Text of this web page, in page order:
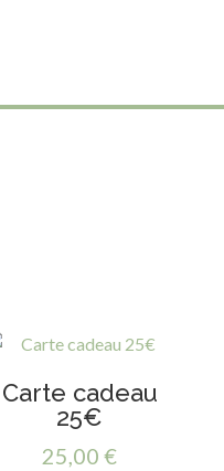
Carte cadeau
25€
25,00€